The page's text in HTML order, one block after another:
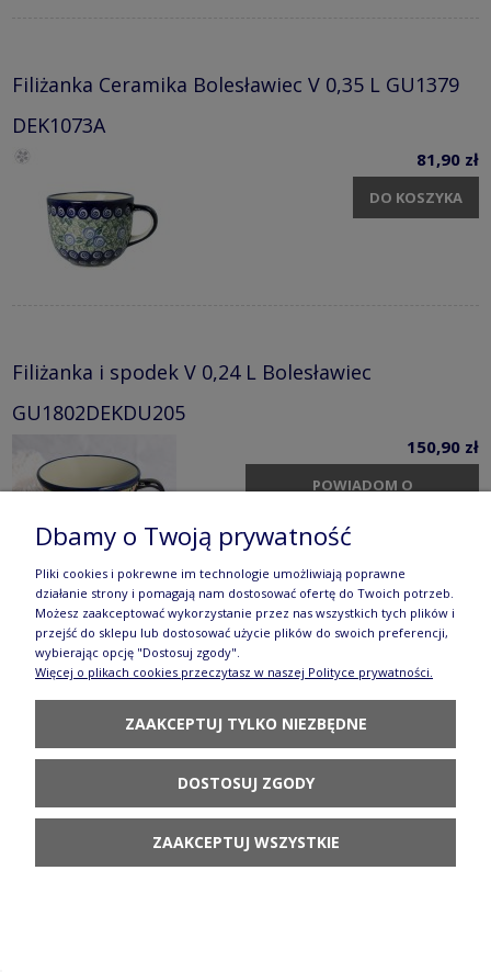
Filiżanka Ceramika Bolesławiec V 0,35 L GU1379
DEK1073A
81,90 zł
DO KOSZYKA
Filiżanka i spodek V 0,24 L Bolesławiec
GU1802DEKDU205
150,90 zł
POWIADOM O
Filiżanka Ceramika Bolesławiec V 0,35 L GU1379
DEK1149
Dbamy o Twoją prywatność
Pliki cookies i pokrewne im technologie umożliwiają poprawne
działanie strony i pomagają nam dostosować ofertę do Twoich potrzeb.
Możesz zaakceptować wykorzystanie przez nas wszystkich tych plików i
przejść do sklepu lub dostosować użycie plików do swoich preferencji,
wybierając opcję "Dostosuj zgody".
Więcej o plikach cookies przeczytasz w naszej Polityce prywatności.
ZAAKCEPTUJ TYLKO NIEZBĘDNE
DOSTOSUJ ZGODY
ZAAKCEPTUJ WSZYSTKIE